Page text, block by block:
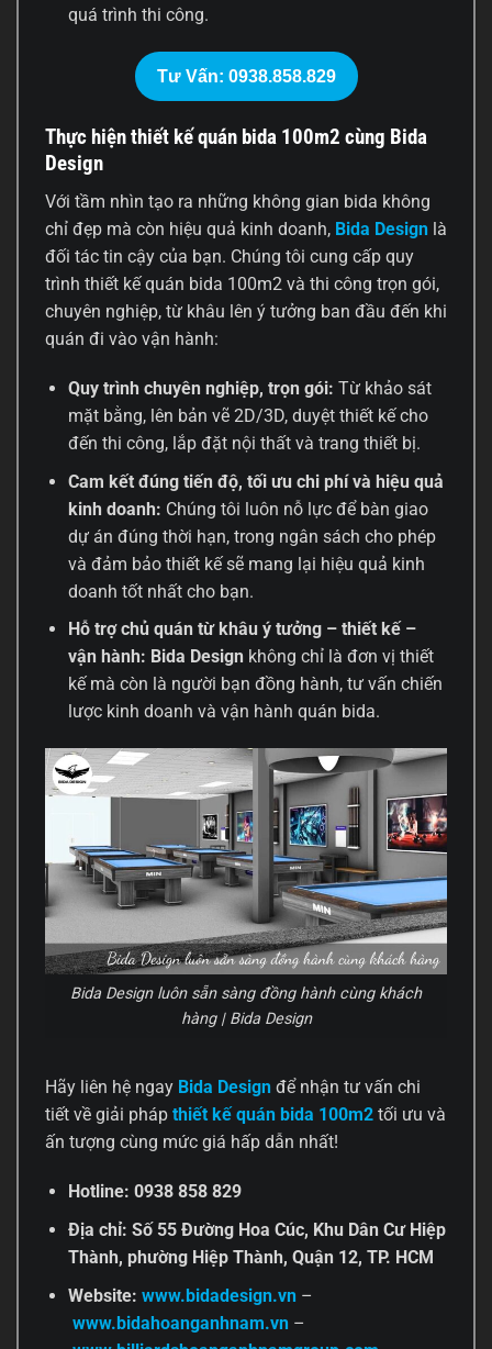
quá trình thi công.
Tư Vấn: 0938.858.829
Thực hiện thiết kế quán bida 100m2 cùng Bida
Design
Với tầm nhìn tạo ra những không gian bida không
chỉ đẹp mà còn hiệu quả kinh doanh, Bida Design là
đối tác tin cậy của bạn. Chúng tôi cung cấp quy
trình thiết kế quán bida 100m2 và thi công trọn gói,
chuyên nghiệp, từ khâu lên ý tưởng ban đầu đến khi
quán đi vào vận hành:
Quy trình chuyên nghiệp, trọn gói: Từ khảo sát
mặt bằng, lên bản vẽ 2D/3D, duyệt thiết kế cho
đến thi công, lắp đặt nội thất và trang thiết bị.
Cam kết đúng tiến độ, tối ưu chi phí và hiệu quả
kinh doanh: Chúng tôi luôn nỗ lực để bàn giao
dự án đúng thời hạn, trong ngân sách cho phép
và đảm bảo thiết kế sẽ mang lại hiệu quả kinh
doanh tốt nhất cho bạn.
Hỗ trợ chủ quán từ khâu ý tưởng – thiết kế –
vận hành: Bida Designkhông chỉ là đơn vị thiết
kế mà còn là người bạn đồng hành, tư vấn chiến
lược kinh doanh và vận hành quán bida.
Bida Design luôn sẵn sàng đồng hành cùng khách
hàng | Bida Design
Hãy liên hệ ngay Bida Design để nhận tư vấn chi
tiết về giải pháp thiết kế quán bida 100m2 tối ưu và
ấn tượng cùng mức giá hấp dẫn nhất!
Hotline: 0938 858 829
Địa chỉ: Số 55 Đường Hoa Cúc, Khu Dân Cư Hiệp
Thành, phường Hiệp Thành, Quận 12, TP. HCM
Website: www.bidadesign.vn –
www.bidahoanganhnam.vn–